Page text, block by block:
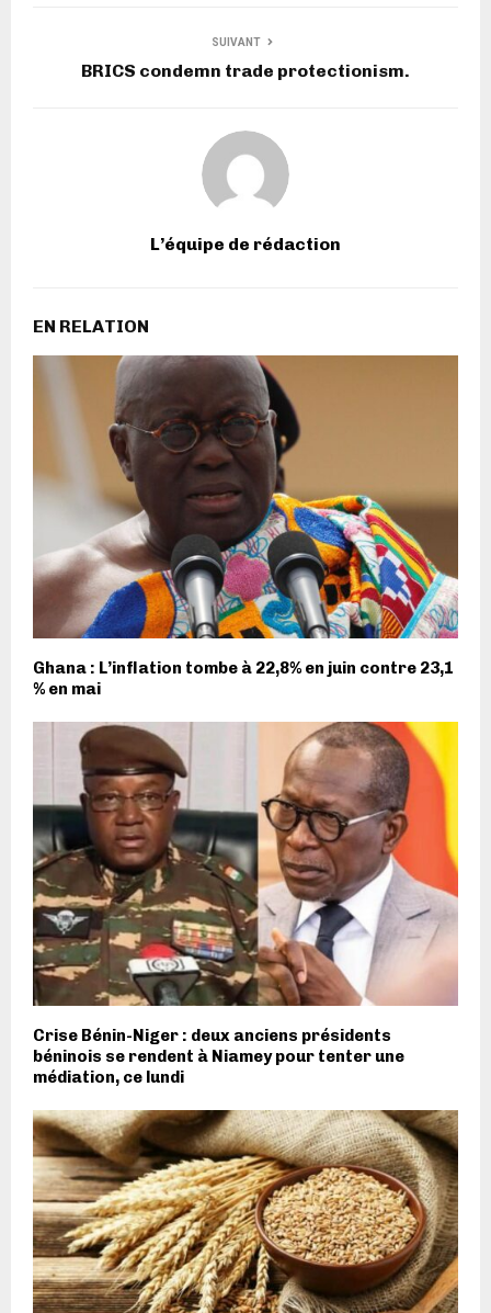
SUIVANT
BRICS condemn trade protectionism.
L’équipe de rédaction
EN RELATION
Ghana : L’inflation tombe à 22,8% en juin contre 23,1
% en mai
Crise Bénin-Niger : deux anciens présidents
béninois se rendent à Niamey pour tenter une
médiation, ce lundi